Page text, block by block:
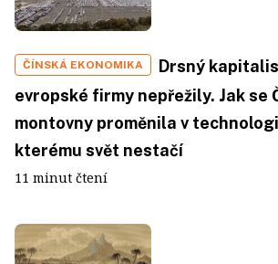
ČÍNSKÁ EKONOMIKA
Drsný
evropské firmy nepřežily. Jak se
montovny proměnila v
kterému svět nestačí
11 minut čtení